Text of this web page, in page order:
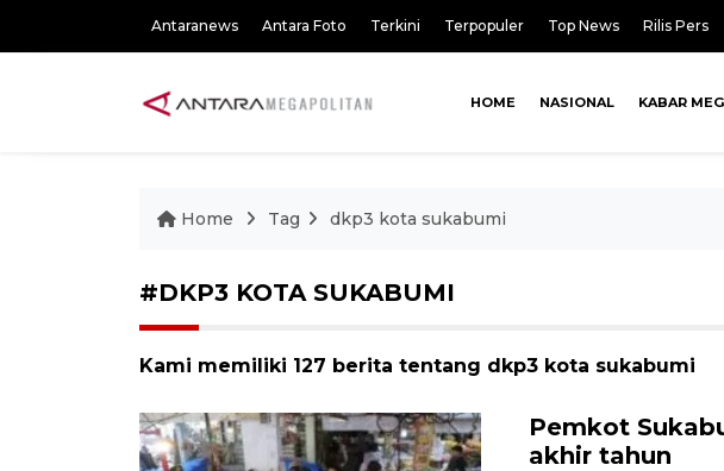
Antaranews Antara Foto Terkini Terpopuler Top News Rilis Pers
HOME NASIONAL KABAR
Home Tag dkp3 kota sukabumi
#DKP3 KOTA SUKABUMI
Kami memiliki 127 berita tentang dkp3 kota sukabumi
Pemkot
akhir tahun